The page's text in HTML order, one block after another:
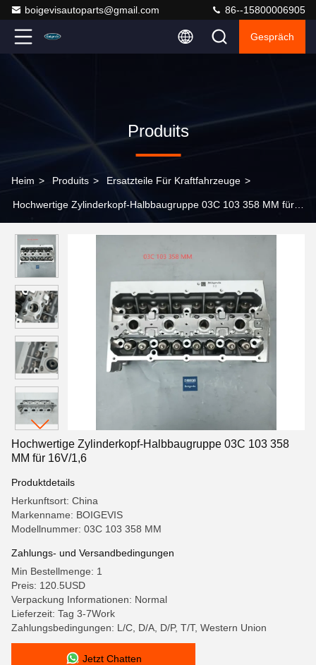
boigevisautoparts@gmail.com 86--15800006905
Gespräch
Produits
Heim > Produits > Ersatzteile Für Kraftfahrzeuge >
Hochwertige Zylinderkopf-Halbbaugruppe 03C 103 358 MM für
Hochwertige Zylinderkopf-Halbbaugruppe 03C 103 358
MM für 16V/1,6
Produktdetails
Herkunftsort: China
Markenname: BOIGEVIS
Modellnummer: 03C 103 358 MM
Zahlungs- und Versandbedingungen
Min Bestellmenge: 1
Preis: 120.5USD
Verpackung Informationen: Normal
Lieferzeit: Tag 3-7Work
Zahlungsbedingungen: L/C, D/A, D/P, T/T, Western Union
Jetzt Chatten